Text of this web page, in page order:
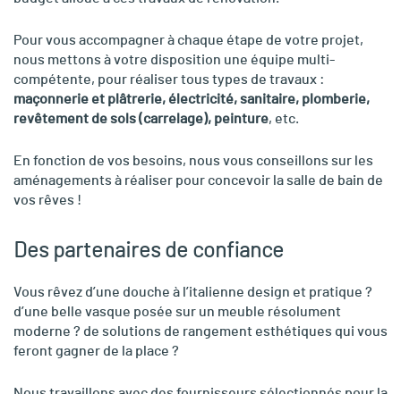
Pour vous accompagner à chaque étape de votre projet,
nous mettons à votre disposition une équipe multi-
compétente, pour réaliser tous types de travaux :
maçonnerie et plâtrerie, électricité, sanitaire, plomberie,
revêtement de sols (carrelage), peinture, etc.
En fonction de vos besoins, nous vous conseillons sur les
aménagements à réaliser pour concevoir la salle de bain de
vos rêves !
Des partenaires de confiance
Vous rêvez d’une douche à l’italienne design et pratique ?
d’une belle vasque posée sur un meuble résolument
moderne ? de solutions de rangement esthétiques qui vous
feront gagner de la place ?